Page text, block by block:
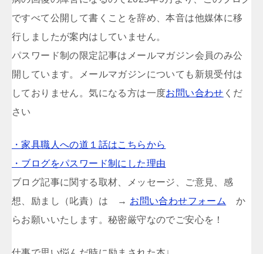
ですべて公開して書くことを辞め、本音は他媒体に移
行しましたが案内はしていません。
パスワード制の限定記事はメールマガジン会員のみ公
開しています。メールマガジンについても新規受付は
しておりません。気になる方は一度お問い合わせ くだ
さい
・家具職人への道１話はこちらから
・ブログをパスワード制にした理由
ブログ記事に関する取材、メッセージ、ご意見、感
想、励まし（叱責）は → お問い合わせフォーム
か
らお願いいたします。秘密厳守なのでご安心を！